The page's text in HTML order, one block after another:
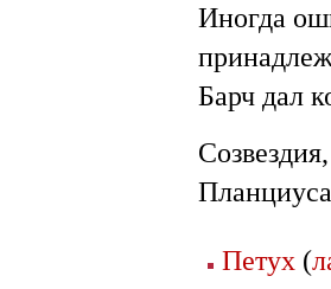
Иногда
Барч дал
Петух (